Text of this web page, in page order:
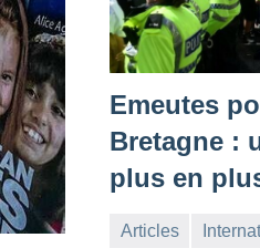
Emeutes
Bretagne :
plus en
Articles